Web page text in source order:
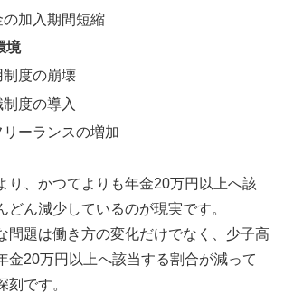
の加入期間短縮
境
制度の崩壊
度の導入
ーランスの増加
り、かつてよりも年金20万円以上へ該
どん減少しているのが現実です。
問題は働き方の変化だけでなく、少子高
金20万円以上へ該当する割合が減って
刻です。